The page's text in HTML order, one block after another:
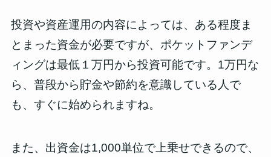
投資や資産運用の内容によっては、ある程度ま
とまった資金が必要ですが、ポケットファンデ
ィングは最低１万円から投資可能です。1万円な
ら、普段から貯金や節約を意識している人で
も、すぐに始められますね。
また、 出資金は1,000単位で上乗せできるので、